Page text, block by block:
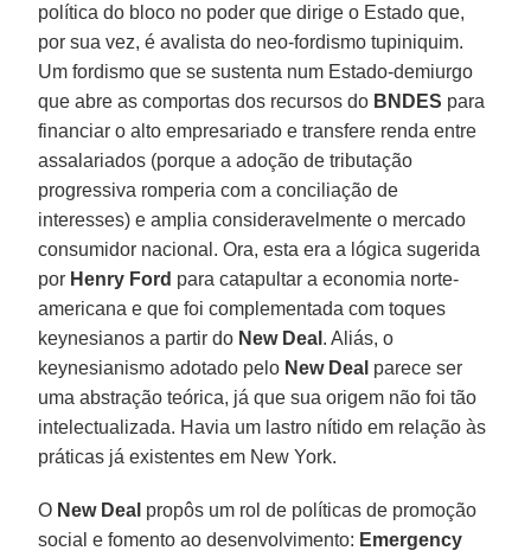
política do bloco no poder que dirige o Estado que,
por sua vez, é avalista do neo-fordismo tupiniquim.
Um fordismo que se sustenta num Estado-demiurgo
que abre as comportas dos recursos do BNDES para
financiar o alto empresariado e transfere renda entre
assalariados (porque a adoção de tributação
progressiva romperia com a conciliação de
interesses) e amplia consideravelmente o mercado
consumidor nacional. Ora, esta era a lógica sugerida
por Henry Ford para catapultar a economia norte-
americana e que foi complementada com toques
keynesianos a partir do New Deal . Aliás, o
keynesianismo adotado pelo New Deal parece ser
uma abstração teórica, já que sua origem não foi tão
intelectualizada. Havia um lastro nítido em relação às
práticas já existentes em New York.
O New Deal propôs um rol de políticas de promoção
social e fomento ao desenvolvimento: Emergency